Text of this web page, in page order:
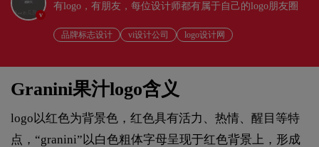
v
有logo，有朋友，每位设计师都有属于自己的logo朋友圈
品牌标志设计 vi设计公司 logo设计网
Granini果汁logo含义
logo以红色为背景色，红色具有活力、热情、醒目等特
点，“granini”以白色粗体字母呈现于红色背景上，形成